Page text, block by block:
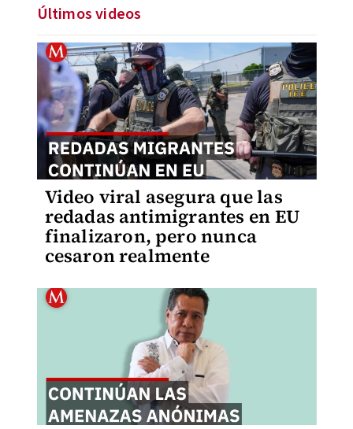
Últimos videos
Video viral asegura que las
redadas antimigrantes en EU
finalizaron, pero nunca
cesaron realmente